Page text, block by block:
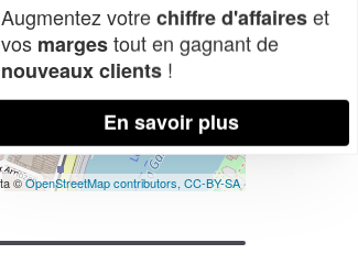
©OpenStreetMap contributors, CC-BY-SA
Augmentez votrechiffre d'affaireset
vos margestout en gagnant de
nouveaux clients !
En savoir plus